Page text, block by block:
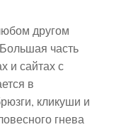
другом
часть
и сайтах с
в
кликуши и
гнева